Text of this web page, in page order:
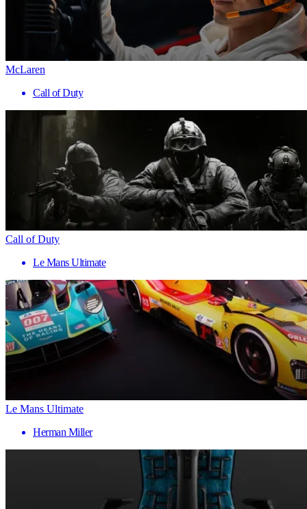
McLaren
Call of Duty
Call of Duty
Le Mans Ultimate
Le Mans Ultimate
Herman Miller